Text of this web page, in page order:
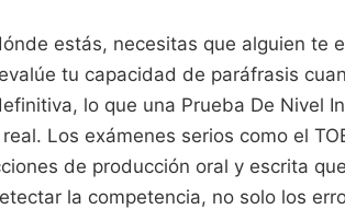
estás, necesitas que alguien te
tu capacidad de paráfrasis
lo que una Prueba De Nivel
Los exámenes serios como el
de producción oral y escrita
la competencia, no solo los